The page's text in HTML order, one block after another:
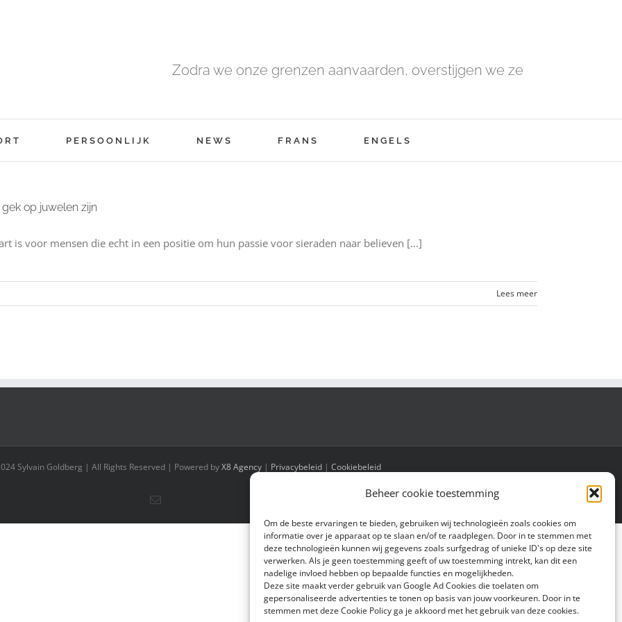
Beheer cookie toestemming
Om de beste ervaringen te bieden, gebruiken wij technologieën zoals cookies om
informatie over je apparaat op te slaan en/of te raadplegen. Door in te stemmen met
deze technologieën kunnen wij gegevens zoals surfgedrag of unieke ID's op deze site
verwerken. Als je geen toestemming geeft of uw toestemming intrekt, kan dit een
nadelige invloed hebben op bepaalde functies en mogelijkheden.
Deze site maakt verder gebruik van Google Ad Cookies die toelaten om
gepersonaliseerde advertenties te tonen op basis van jouw voorkeuren. Door in te
stemmen met deze Cookie Policy ga je akkoord met het gebruik van deze cookies.
Zodra we onze grenzen aanvaarden, overstijgen we ze
PERSOONLIJK NEWS FRANS ENGELS
op juwelen zijn
is voor mensen die echt in een positie om hun passie voor sieraden naar believen [...]
Lees meer
Sylvain Goldberg | All Rights Reserved | Powered byX8 Agency | Privacybeleid | Cookiebeleid
E-